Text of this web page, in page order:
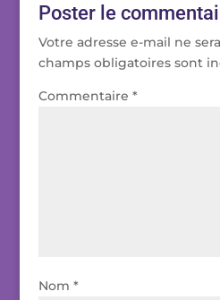
Poster le
Votre adresse e-mail ne
champs obligatoires sont
Commentaire *
Nom *